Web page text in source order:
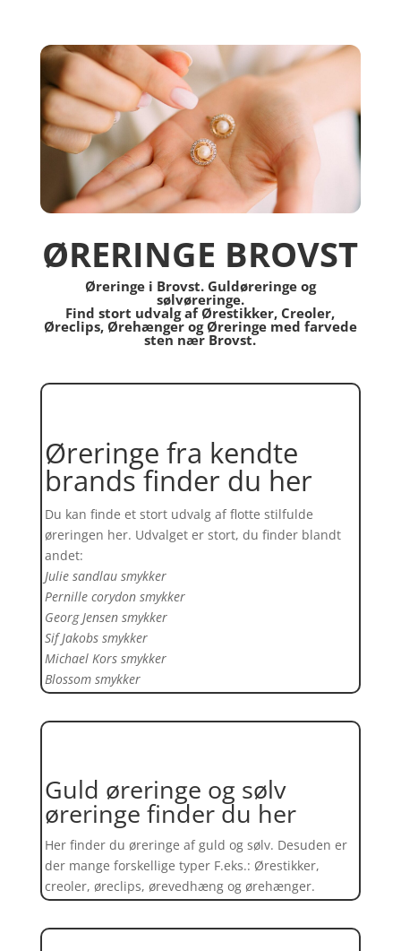
ØRERINGE BROVST
Øreringe i Brovst. Guldøreringe og
sølvøreringe.
Find stort udvalg af Ørestikker, Creoler,
Øreclips, Ørehænger og Øreringe med farvede
sten nær Brovst.
Øreringe fra kendte
brands finder du her
Du kan finde et stort udvalg af flotte stilfulde
øreringen her. Udvalget er stort, du finder blandt
andet:
Julie sandlau smykker
Pernille corydon smykker
Georg Jensen smykker
Sif Jakobs smykker
Michael Kors smykker
Blossom smykker
Guld øreringe og sølv
øreringe finder du her
Her finder du øreringe af guld og sølv. Desuden er
der mange forskellige typer F.eks.: Ørestikker,
creoler, øreclips, ørevedhæng og ørehænger.